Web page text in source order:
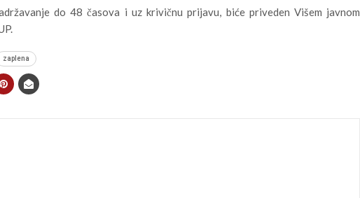
do 48 časova i uz krivičnu prijavu, biće priveden Višem javnom
zaplena